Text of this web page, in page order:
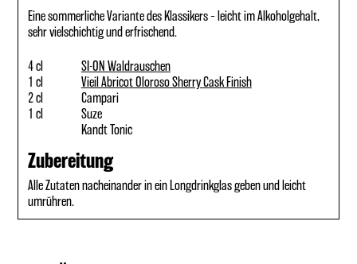
Eine sommerliche Variante des Klassikers – leicht im Alkoholgehalt,
sehr vielschichtig und erfrischend.
4 cl
SI-ON Waldrauschen
1 cl
Vieil Abricot Oloroso Sherry Cask Finish
2 cl
Campari
1 cl
Suze
Kandt Tonic
Zubereitung
Alle Zutaten nacheinander in ein Longdrinkglas geben und leicht
umrühren.